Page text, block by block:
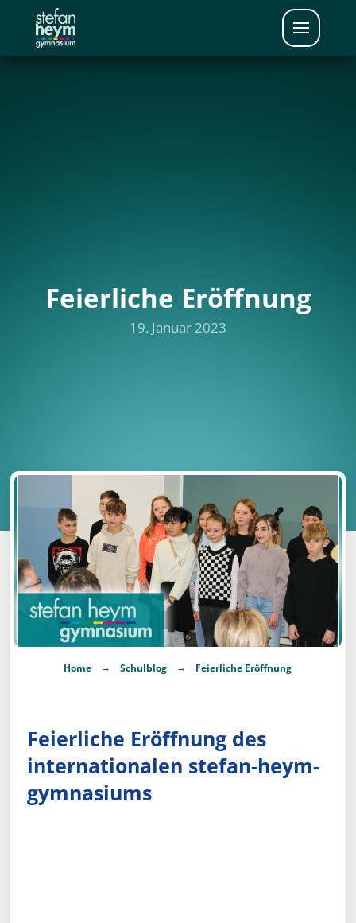
Feierliche Eröffnung
19. Januar 2023
Home → Schulblog → Feierliche Eröffnung
Feierliche Eröffnung des
internationalen stefan-heym-
gymnasiums